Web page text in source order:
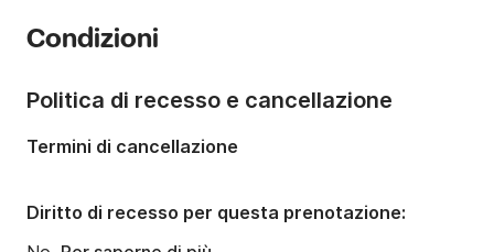
Portata massima persone:
Condizioni
Politica di recesso e cancellazione
Termini di cancellazione
Diritto di recesso per questa prenotazione: